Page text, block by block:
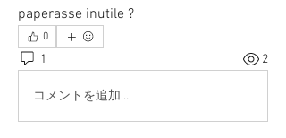
paperasse inutile ?
0
1 2
コメントを追加…